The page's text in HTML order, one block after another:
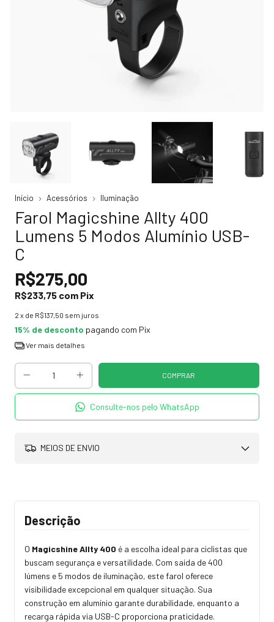
Início Acessórios Iluminação
Farol Magicshine Allty 400
Lumens 5 Modos Alumínio USB-
C
R$275,00
R$233,75 com Pix
2 x de R$137,50 sem juros
15% de desconto pagando com Pix
Ver mais detalhes
Consulte-nos pelo WhatsApp
MEIOS DE ENVIO
Descrição
O Magicshine Allty 400 é a escolha ideal para ciclistas que
buscam segurança e versatilidade. Com saída de 400
lúmens e 5 modos de iluminação, este farol oferece
visibilidade excepcional em qualquer situação. Sua
construção em alumínio garante durabilidade, enquanto a
recarga rápida via USB-C proporciona praticidade.